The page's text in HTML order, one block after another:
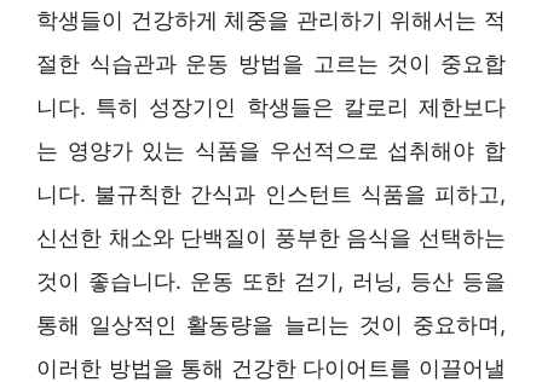
학생들이 건강하게 체중을 관리하기 위해서는 적
절한 식습관과 운동 방법을 고르는 것이 중요합
니다. 특히 성장기인 학생들은 칼로리 제한보다
는 영양가 있는 식품을 우선적으로 섭취해야 합
니다. 불규칙한 간식과 인스턴트 식품을 피하고,
신선한 채소와 단백질이 풍부한 음식을 선택하는
것이 좋습니다. 운동 또한 걷기, 러닝, 등산 등을
통해 일상적인 활동량을 늘리는 것이 중요하며,
이러한 방법을 통해 건강한 다이어트를 이끌어낼